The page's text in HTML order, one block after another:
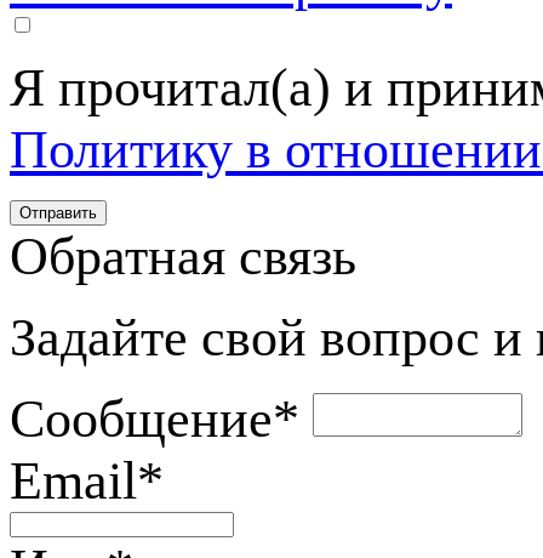
Я прочитал(а) и
Политику в
Обратная связь
Задайте свой вопрос
Сообщение*
Email*